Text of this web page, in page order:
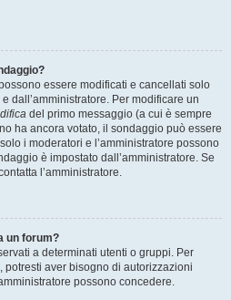
essere modificati e cancellati solo
dall’amministratore. Per modificare un
del primo messaggio (a cui è sempre
ha ancora votato, il sondaggio può essere
i moderatori e l’amministratore possono
è impostato dall’amministratore. Se
l’amministratore.
un forum?
a determinati utenti o gruppi. Per
potresti aver bisogno di autorizzazioni
possono concedere.